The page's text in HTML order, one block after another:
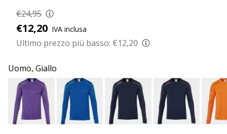
noi?
Unisciti
noi
marchio
Ambassador.
11. 8. 2022
•
€24,95
€12,20 IVA inclusa
Ultimo prezzo più basso: €12,20
Uomo, Giallo